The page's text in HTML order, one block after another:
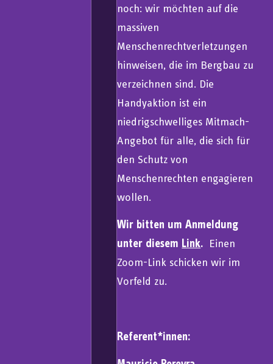
noch: wir möchten auf die
massiven
Menschenrechtverletzungen
hinweisen, die im Bergbau zu
verzeichnen sind. Die
Handyaktion ist ein
niedrigschwelliges Mitmach-
Angebot für alle, die sich für
den Schutz von
Menschenrechten engagieren
wollen.
Wir bitten um Anmeldung
unter diesem Link. Einen
Zoom-Link schicken wir im
Vorfeld zu.
Referent*innen: